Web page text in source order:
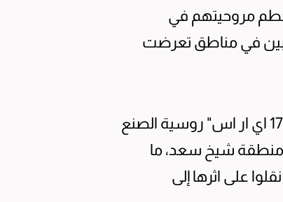
مروحيتهم في
في مناطق تعرضت
وأوضح نقيب في الجيش العراقي أن "مروحية عسكرية من طراز "17 اي ار اس" روسية الصنع
منطقة شيخ سعد، ما
على اثرها إلى